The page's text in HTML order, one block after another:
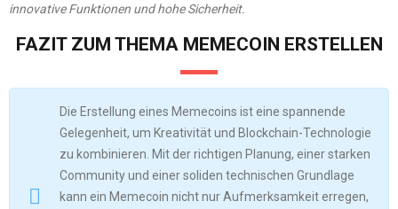
innovative Funktionen und hohe Sicherheit.
FAZIT ZUM THEMA MEMECOIN ERSTELLEN
Die Erstellung eines Memecoins ist eine spannende
Gelegenheit, um Kreativität und Blockchain-Technologie
zu kombinieren. Mit der richtigen Planung, einer starken
Community und einer soliden technischen Grundlage
kann ein Memecoin nicht nur Aufmerksamkeit erregen,